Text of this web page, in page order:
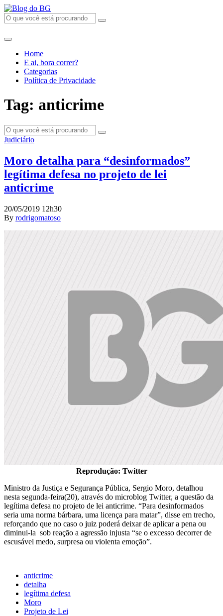
Home
E ai, bora correr?
Categorias
Política de Privacidade
Tag: anticrime
Judiciário
Moro detalha para “desinformados”
legítima defesa no projeto de lei
anticrime
20/05/2019 12h30
By rodrigomatoso
Reprodução: Twitter
Ministro da Justiça e Segurança Pública, Sergio Moro, detalhou
nesta segunda-feira(20), através do microblog Twitter, a questão da
legítima defesa no projeto de lei anticrime. “Para desinformados
seria uma norma bárbara, uma licença para matar”, disse em trecho,
reforçando que no caso o juiz poderá deixar de aplicar a pena ou
diminui-la sob reação a agressão injusta “se o excesso decorrer de
escusável medo, surpresa ou violenta emoção”.
anticrime
detalha
legítima defesa
Moro
Projeto de Lei